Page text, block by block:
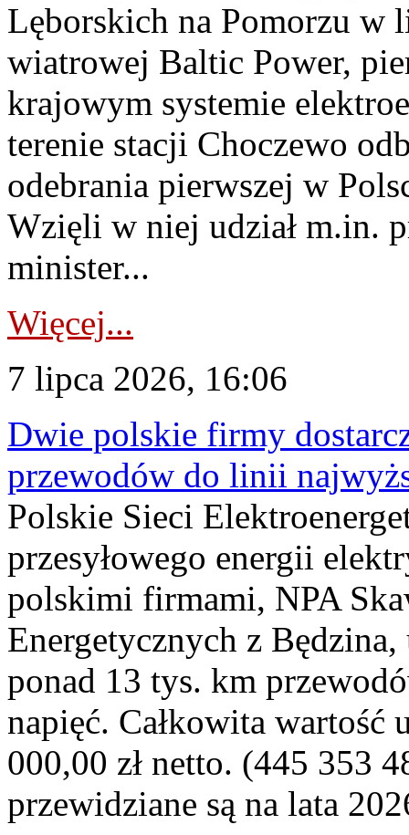
Lęborskich na Pomorzu w
wiatrowej Baltic Power,
krajowym systemie
terenie stacji Choczewo
odebrania pierwszej w
Wzięli w niej udział m.in.
minister...
Więcej...
7 lipca 2026, 16:06
Dwie polskie firmy
przewodów do linii
Polskie Sieci
przesyłowego energii
polskimi firmami, NPA
Energetycznych z
ponad 13 tys. km
napięć. Całkowita
000,00 zł netto. (445 353
przewidziane są na lata